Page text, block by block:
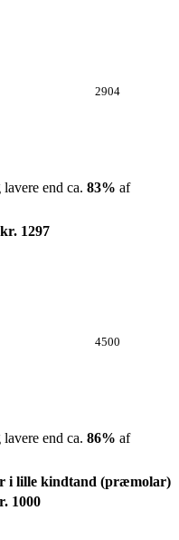
2904
lavere end ca. 83% af
1297
4500
lavere end ca. 86% af
i lille kindtand (præmolar)
1000